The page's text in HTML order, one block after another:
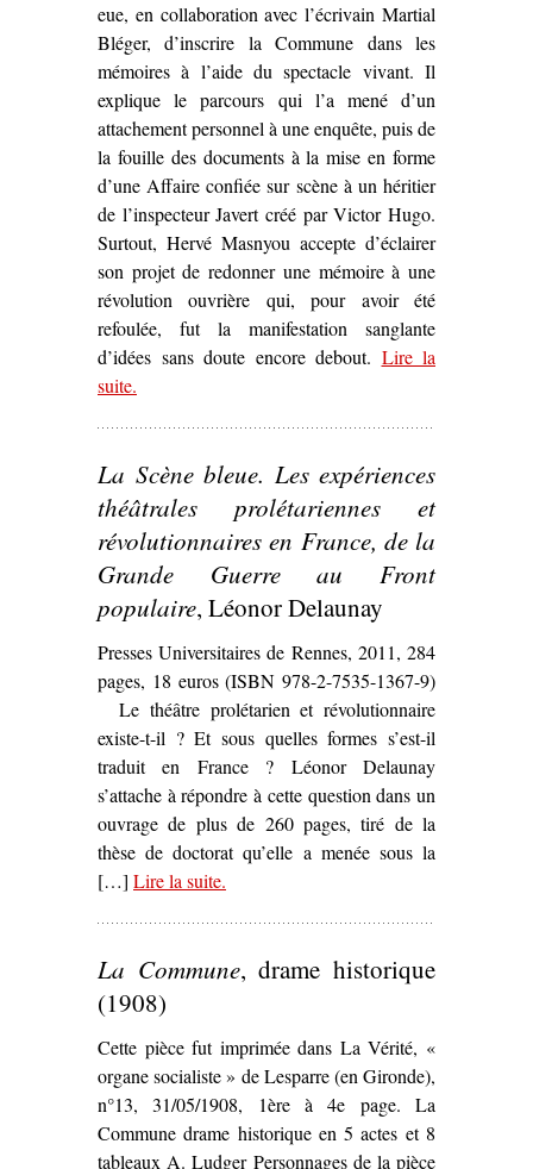
eue, en collaboration avec l’écrivain Martial
Bléger, d’inscrire la Commune dans les
mémoires à l’aide du spectacle vivant. Il
explique le parcours qui l’a mené d’un
attachement personnel à une enquête, puis de
la fouille des documents à la mise en forme
d’une Affaire confiée sur scène à un héritier
de l’inspecteur Javert créé par Victor Hugo.
Surtout, Hervé Masnyou accepte d’éclairer
son projet de redonner une mémoire à une
révolution ouvrière qui, pour avoir été
refoulée, fut la manifestation sanglante
d’idées sans doute encore debout. Lire la
suite– ‘« Mais l’idée est debout » – Une pièce
.
La Scène bleue. Les expériences
théâtrales prolétariennes et
révolutionnaires en France, de la
Grande Guerre au Front
populaire, Léonor Delaunay
Presses Universitaires de Rennes, 2011, 284
pages, 18 euros (ISBN 978-2-7535-1367-9)
Le théâtre prolétarien et révolutionnaire
existe-t-il ? Et sous quelles formes s’est-il
traduit en France ? Léonor Delaunay
s’attache à répondre à cette question dans un
ouvrage de plus de 260 pages, tiré de la
thèse de doctorat qu’elle a menée sous la
[…] Lire la suite– ‘
Grande Guerre au Front populaire
.
La Commune, drame historique
(1908)
Cette pièce fut imprimée dans La Vérité, «
organe socialiste » de Lesparre (en Gironde),
n°13, 31/05/1908, 1ère à 4e page. La
Commune drame historique en 5 actes et 8
tableaux A. Ludger Personnages de la pièce